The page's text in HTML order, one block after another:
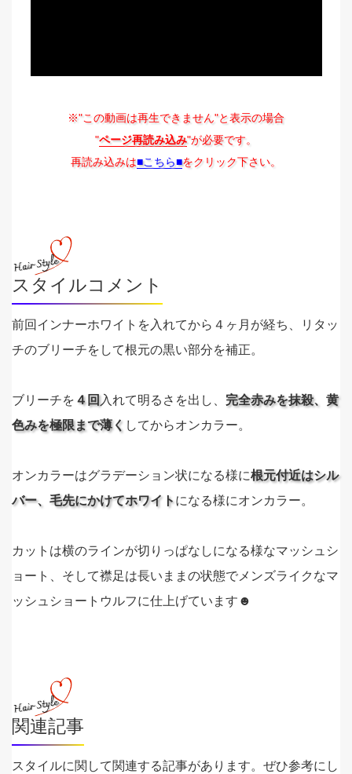
※"この動画は再生できません"と表示の場合
"ページ再読み込み"が必要です。
再読み込みは■こちら■をクリック下さい。
スタイルコメント
前回インナーホワイトを入れてから４ヶ月が経ち、リタッ
チのブリーチをして根元の黒い部分を補正。
ブリーチを ４回入れて明るさを出し、 完全赤みを抹殺、黄
色みを極限まで薄く してからオンカラー。
オンカラーはグラデーション状になる様に根元付近はシル
バー、毛先にかけてホワイトになる様にオンカラー。
カットは横のラインが切りっぱなしになる様なマッシュシ
ョート、そして襟足は長いままの状態でメンズライクなマ
ッシュショートウルフに仕上げています☻
関連記事
スタイルに関して関連する記事があります。ぜひ参考にし